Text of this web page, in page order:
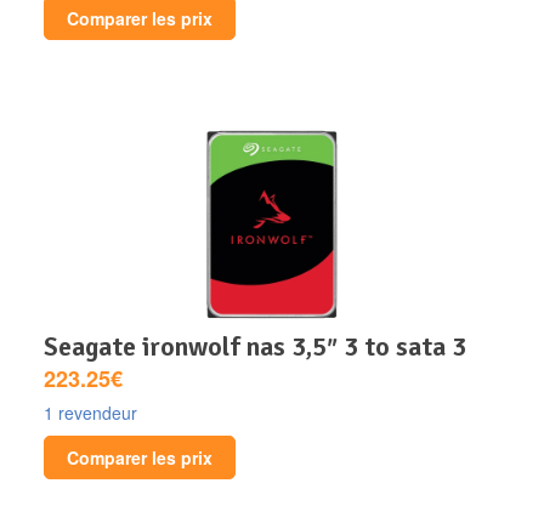
Comparer les prix
seagate ironwolf nas 3,5″ 3 to sata 3
223.25€
1 revendeur
Comparer les prix